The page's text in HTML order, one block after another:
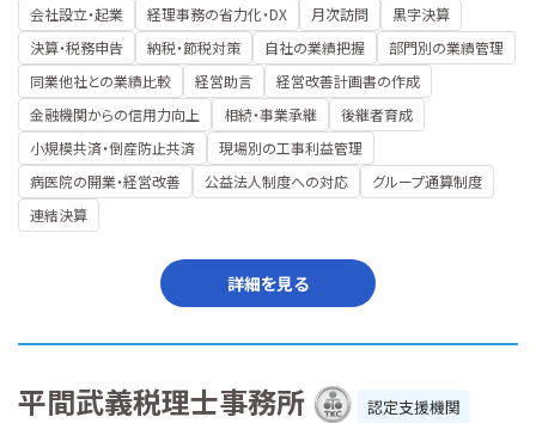
会社設立・起業 経理事務の省力化・DX 月次訪問
黒字決算
決算・税務申告
納税・節税対策 自社の業績把握
部門別の業績管理
同業他社との業績比較
経営助言
経営改善計画書の作成
金融機関からの信用力向上
相続・事業承継
後継者育成
小規模共済・倒産防止共済
現場別の工事利益管理
病医院の開業・経営改善
公益法人制度への対応
グループ通算制度
連結決算
詳細を見る
平間武義税理士事務所
認定支援機関